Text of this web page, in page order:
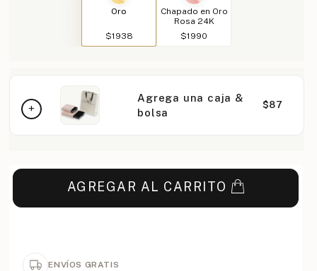
Oro
$1938
Chapado en Oro
Rosa 24K
$1990
Agrega una caja &
bolsa
$87
AGREGAR AL CARRITO
ENVÍOS GRATIS